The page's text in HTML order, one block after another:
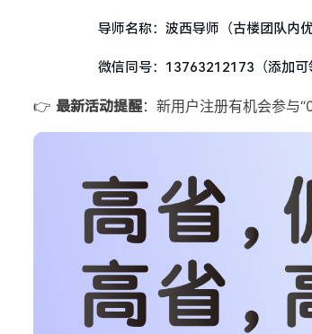
导师名称：波西导师（古楼团队内
微信同号：13763212173（添加可
👉 最新活动提醒：新用户注册有机会参与